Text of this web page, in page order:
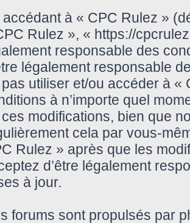
accédant à « CPC Rulez »
Rulez », « https://
responsable des
légalement responsable
utiliser et/ou accéder à
à n’importe quel
modifications, bien que
cela par vous-
Rulez » après que les
d’être légalement
à jour.
forums sont propulsés par